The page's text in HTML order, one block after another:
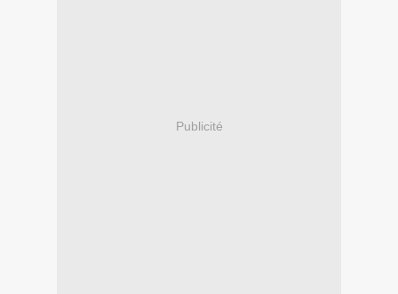
Publicité